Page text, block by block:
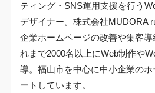
ティング・SNS運用支援を行う
デザイナー。株式会社MUDORA
企業ホームページの改善や集客導
れまで2000名以上にWeb制作や
導。福山市を中心に中小企業の
ートしています。